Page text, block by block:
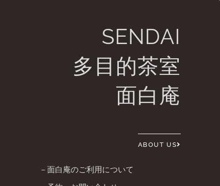
SENDAI
多目的茶室
面白庵
ABOUT US
－面白庵のご利用について